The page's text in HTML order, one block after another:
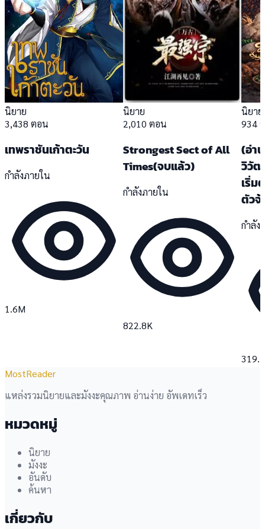
นิยาย
3,438 ตอน
เทพราชันเก้าตะวัน
กำลังภายใน
1.6M
นิยาย
2,010 ตอน
Strongest Sect of All
Times(จบแล้ว)
กำลังภายใน
822.8K
นิยาย
934
(อ่า
วิวัฒ
เริ่ม
ตัวจ้
กำลัง
MostReader
แหล่งรวมนิยายและมังงะคุณภาพ อ่านง่าย อัพเดทเร็ว
หมวดหมู่
นิยาย
มังงะ
อันดับ
ค้นหา
เกี่ยวกับ